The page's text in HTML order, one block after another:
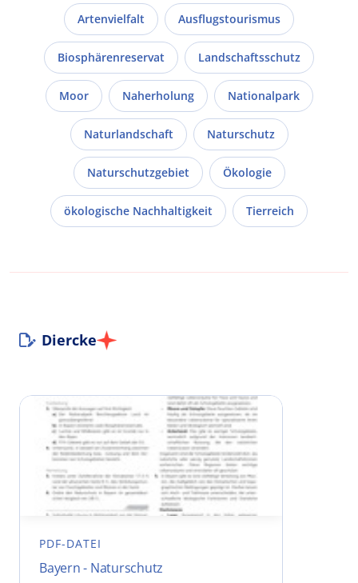
Artenvielfalt Ausflugstourismus
Biosphärenreservat Landschaftsschutz
Moor Naherholung Nationalpark
Naturlandschaft Naturschutz
Naturschutzgebiet Ökologie
ökologische Nachhaltigkeit Tierreich
Diercke
PDF-DATEI
Bayern - Naturschutz